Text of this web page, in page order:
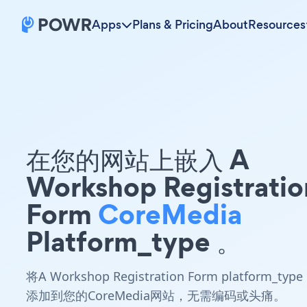
Apps Plans & PricingAboutResources
在您的网站上嵌入 A
Workshop
Form CoreMedia
Platform_type 。
将A Workshop Registration Form platform_type
添加到您的CoreMedia网站，无需编码或头痛。